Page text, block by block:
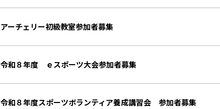
アーチェリー初級教室参加者募集
令和８年度 ｅスポーツ大会参加者募集
令和８年度スポーツボランティア養成講習会 参加者募集